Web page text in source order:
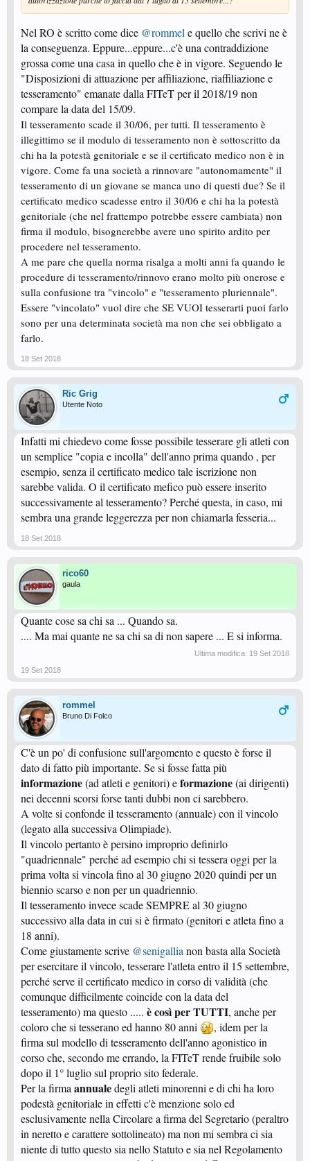
Nel RO è scritto come dice @rommel e quello che scrivi ne è
la conseguenza. Eppure...eppure...c'è una contraddizione
grossa come una casa in quello che è in vigore. Seguendo le
"Disposizioni di attuazione per affiliazione, riaffiliazione e
tesseramento" emanate dalla FITeT per il 2018/19 non
compare la data del 15/09.
Il tesseramento scade il 30/06, per tutti. Il tesseramento è
illegittimo se il modulo di tesseramento non è sottoscritto da
chi ha la potestà genitoriale e se il certificato medico non è in
vigore. Come fa una società a rinnovare "autonomamente" il
tesseramento di un giovane se manca uno di questi due? Se il
certificato medico scadesse entro il 30/06 e chi ha la potestà
genitoriale (che nel frattempo potrebbe essere cambiata) non
firma il modulo, bisognerebbe avere uno spirito ardito per
procedere nel tesseramento.
A me pare che quella norma risalga a molti anni fa quando le
procedure di tesseramento/rinnovo erano molto più onerose e
sulla confusione tra "vincolo" e "tesseramento pluriennale".
Essere "vincolato" vuol dire che SE VUOI tesserarti puoi farlo
sono per una determinata società ma non che sei obbligato a
farlo.
18 Set 2018
Ric Grig
Utente Noto
Infatti mi chiedevo come fosse possibile tesserare gli atleti con
un semplice "copia e incolla" dell'anno prima quando , per
esempio, senza il certificato medico tale iscrizione non
sarebbe valida. O il certificato mefico può essere inserito
successivamente al tesseramento? Perché questa, in caso, mi
sembra una grande leggerezza per non chiamarla fesseria...
18 Set 2018
rico60
gaula
Quante cose sa chi sa ... Quando sa.
.... Ma mai quante ne sa chi sa di non sapere ... E si informa.
Ultima modifica: 19 Set 2018
19 Set 2018
rommel
Bruno Di Folco
C'è un po' di confusione sull'argomento e questo è forse il
dato di fatto più importante. Se si fosse fatta più
informazione(ad atleti e genitori) eformazione(ai dirigenti)
nei decenni scorsi forse tanti dubbi non ci sarebbero.
A volte si confonde il tesseramento (annuale) con il vincolo
(legato alla successiva Olimpiade).
Il vincolo pertanto è persino improprio definirlo
"quadriennale" perché ad esempio chi si tessera oggi per la
prima volta si vincola fino al 30 giugno 2020 quindi per un
biennio scarso e non per un quadriennio.
Il tesseramento invece scade SEMPRE al 30 giugno
successivo alla data in cui si è firmato (genitori e atleta fino a
18 anni).
Come giustamente scrive @senigallia non basta alla Società
per esercitare il vincolo, tesserare l'atleta entro il 15 settembre,
perché serve il certificato medico in corso di validità (che
comunque difficilmente coincide con la data del
tesseramento) ma questo ..... è così per TUTTI, anche per
coloro che si tesserano ed hanno 80 anni
, idem per la
firma sul modello di tesseramento dell'anno agonistico in
corso che, secondo me errando, la FITeT rende fruibile solo
dopo il 1° luglio sul proprio sito federale.
Per la firma annualedegli atleti minorenni e di chi ha loro
podestà genitoriale in effetti c'è menzione solo ed
esclusivamente nella Circolare a firma del Segretario (peraltro
in neretto e carattere sottolineato) ma non mi sembra ci sia
niente di tutto questo sia nello Statuto e sia nel Regolamento